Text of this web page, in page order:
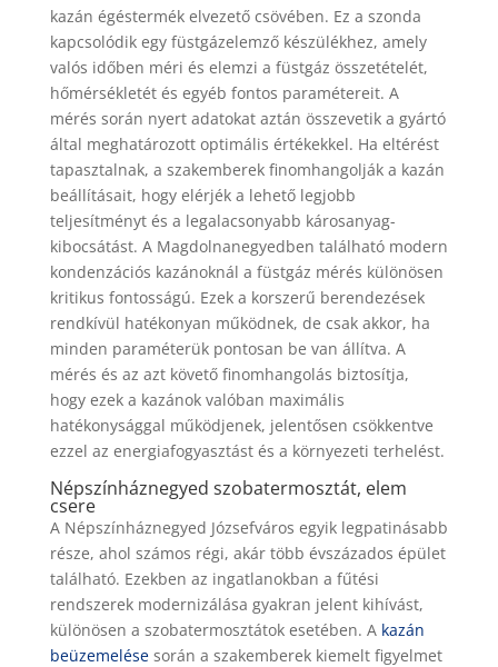
kazán égéstermék elvezető csövében. Ez a szonda
kapcsolódik egy füstgázelemző készülékhez, amely
valós időben méri és elemzi a füstgáz összetételét,
hőmérsékletét és egyéb fontos paramétereit. A
mérés során nyert adatokat aztán összevetik a gyártó
által meghatározott optimális értékekkel. Ha eltérést
tapasztalnak, a szakemberek finomhangolják a kazán
beállításait, hogy elérjék a lehető legjobb
teljesítményt és a legalacsonyabb károsanyag-
kibocsátást. A Magdolnanegyedben található modern
kondenzációs kazánoknál a füstgáz mérés különösen
kritikus fontosságú. Ezek a korszerű berendezések
rendkívül hatékonyan működnek, de csak akkor, ha
minden paraméterük pontosan be van állítva. A
mérés és az azt követő finomhangolás biztosítja,
hogy ezek a kazánok valóban maximális
hatékonysággal működjenek, jelentősen csökkentve
ezzel az energiafogyasztást és a környezeti terhelést.
Népszínháznegyed szobatermosztát, elem
csere
A Népszínháznegyed Józsefváros egyik legpatinásabb
része, ahol számos régi, akár több évszázados épület
található. Ezekben az ingatlanokban a fűtési
rendszerek modernizálása gyakran jelent kihívást,
különösen a szobatermosztátok esetében. A kazán
beüzemelésesorán a szakemberek kiemelt figyelmet